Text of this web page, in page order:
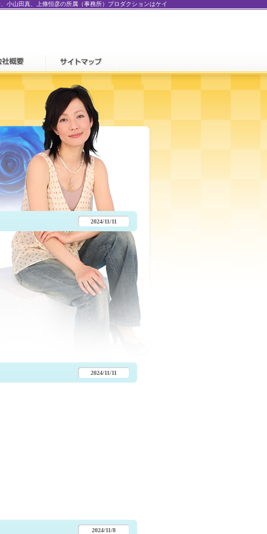
小山田真、上條恒彦の所属（事務所）プロダクションはケイ
2024/11/11
2024/11/11
2024/11/8